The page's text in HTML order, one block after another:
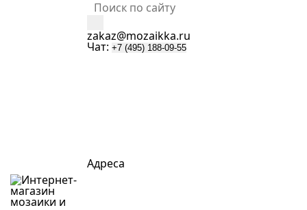
zakaz@mozaikka.ru
Чат: +7 (495) 188-09-55
Адреса